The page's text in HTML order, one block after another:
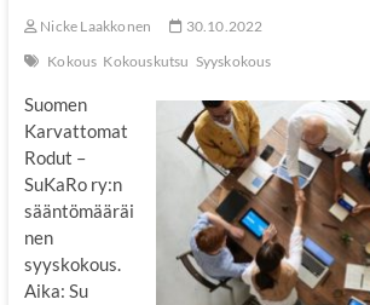
Nicke Laakkonen
30.10.2022
Kokous Kokouskutsu Syyskokous
Suomen
Karvattomat
Rodut –
SuKaRo ry:n
sääntömääräi
nen
syyskokous.
Aika: Su